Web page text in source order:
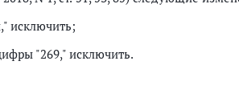
исключить;
"269," исключить.